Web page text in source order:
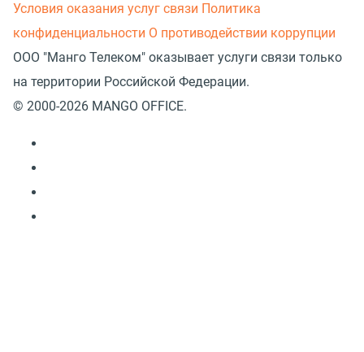
Условия оказания услуг связи Политика
конфиденциальности О противодействии коррупции
ООО "Манго Телеком" оказывает услуги связи только
на территории Российской Федерации.
© 2000-2026 MANGO OFFICE.